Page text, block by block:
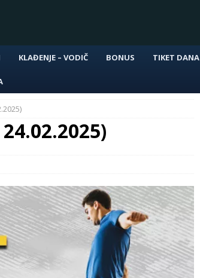
KLAĐENJE – VODIČ BONUS TIKET DANA